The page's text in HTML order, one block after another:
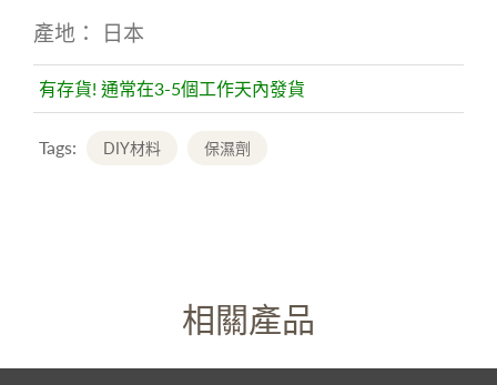
產地： 日本
有存貨! 通常在3-5個工作天內發貨
Tags: DIY材料 保濕劑
相關產品